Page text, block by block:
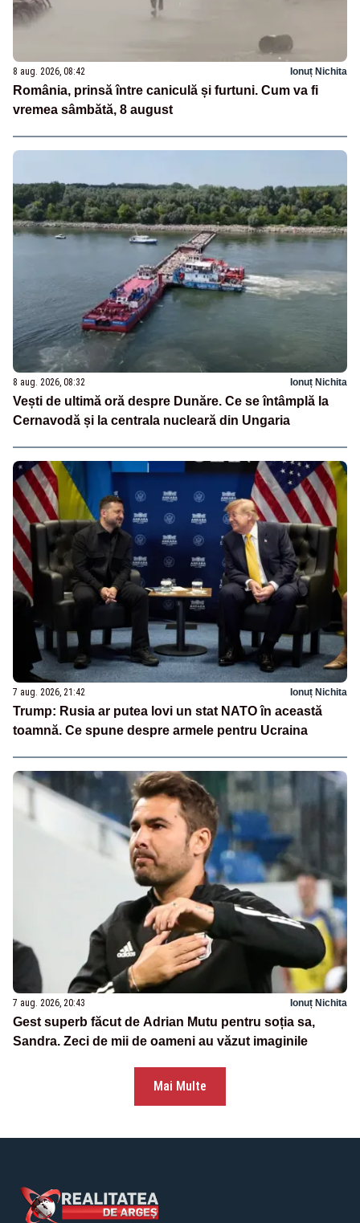
8 aug. 2026, 08:42 Ionuț Nichita
România, prinsă între caniculă și furtuni. Cum va fi
vremea sâmbătă, 8 august
8 aug. 2026, 08:32 Ionuț Nichita
Vești de ultimă oră despre Dunăre. Ce se întâmplă la
Cernavodă și la centrala nucleară din Ungaria
7 aug. 2026, 21:42 Ionuț Nichita
Trump: Rusia ar putea lovi un stat NATO în această
toamnă. Ce spune despre armele pentru Ucraina
7 aug. 2026, 20:43 Ionuț Nichita
Gest superb făcut de Adrian Mutu pentru soția sa,
Sandra. Zeci de mii de oameni au văzut imaginile
Mai Multe